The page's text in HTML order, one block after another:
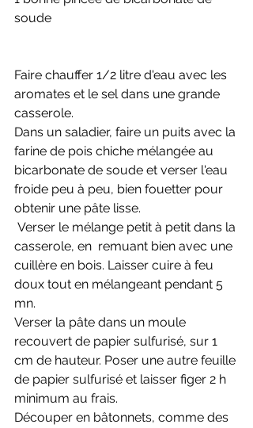
soude
Faire chauffer 1/2 litre d'eau avec les
aromates et le sel dans une grande
casserole.
Dans un saladier, faire un puits avec la
farine de pois chiche mélangée au
bicarbonate de soude et verser l'eau
froide peu à peu, bien fouetter pour
obtenir une pâte lisse.
casserole, en  remuant bien avec une
cuillère en bois. Laisser cuire à feu
doux tout en mélangeant pendant 5
mn.
Verser la pâte dans un moule
recouvert de papier sulfurisé, sur 1
cm de hauteur. Poser une autre feuille
de papier sulfurisé et laisser figer 2 h
minimum au frais.
Découper en bâtonnets, comme des